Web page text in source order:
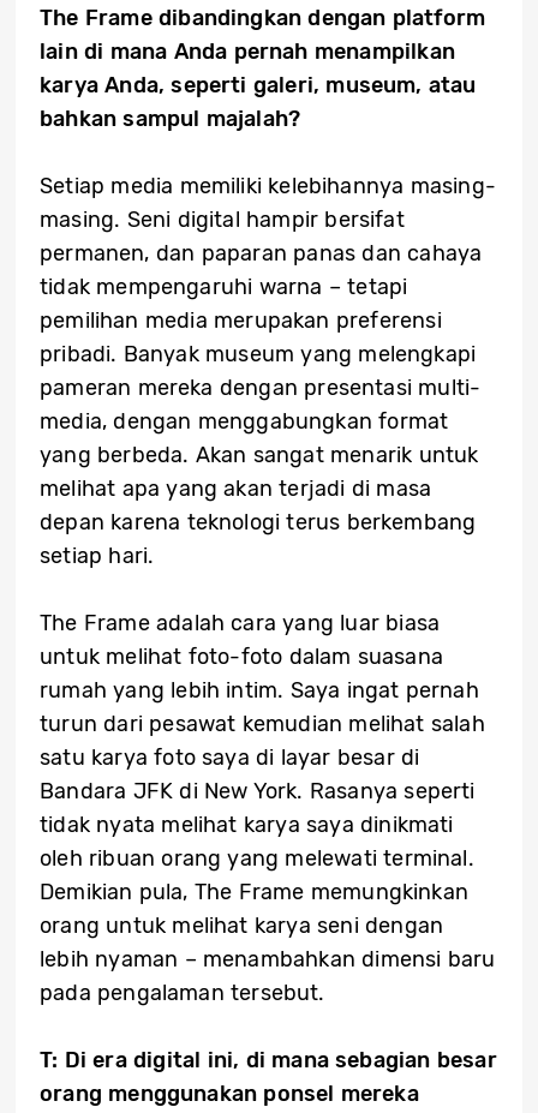
The Frame dibandingkan dengan platform
lain di mana Anda pernah menampilkan
karya Anda, seperti galeri, museum, atau
bahkan sampul majalah?
Setiap media memiliki kelebihannya masing-
masing. Seni digital hampir bersifat
permanen, dan paparan panas dan cahaya
tidak mempengaruhi warna – tetapi
pemilihan media merupakan preferensi
pribadi. Banyak museum yang melengkapi
pameran mereka dengan presentasi multi-
media, dengan menggabungkan format
yang berbeda. Akan sangat menarik untuk
melihat apa yang akan terjadi di masa
depan karena teknologi terus berkembang
setiap hari.
The Frame adalah cara yang luar biasa
untuk melihat foto-foto dalam suasana
rumah yang lebih intim. Saya ingat pernah
turun dari pesawat kemudian melihat salah
satu karya foto saya di layar besar di
Bandara JFK di New York. Rasanya seperti
tidak nyata melihat karya saya dinikmati
oleh ribuan orang yang melewati terminal.
Demikian pula, The Frame memungkinkan
orang untuk melihat karya seni dengan
lebih nyaman – menambahkan dimensi baru
pada pengalaman tersebut.
T: Di era digital ini, di mana sebagian besar
orang menggunakan ponsel mereka